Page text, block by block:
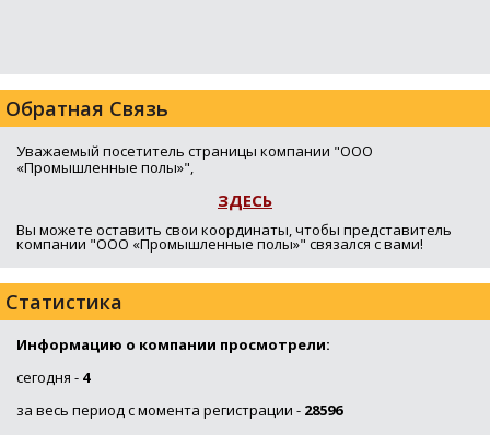
Обратная Связь
Уважаемый посетитель страницы компании "ООО
«Промышленные полы»",
ЗДЕСЬ
Вы можете оставить свои координаты, чтобы представитель
компании "ООО «Промышленные полы»" связался с вами!
Статистика
Информацию о компании просмотрели:
сегодня - 4
за весь период с момента регистрации - 28596